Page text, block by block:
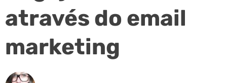
através do email
marketing